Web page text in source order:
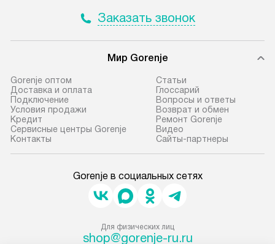
Заказать звонок
Мир Gorenje
Gorenje оптом
Доставка и оплата
Подключение
Условия продажи
Кредит
Сервисные центры Gorenje
Контакты
Cтатьи
Глоссарий
Вопросы и ответы
Возврат и обмен
Ремонт Gorenje
Видео
Сайты-партнеры
Gorenje в социальных сетях
Для физических лиц
shop@gorenje-ru.ru